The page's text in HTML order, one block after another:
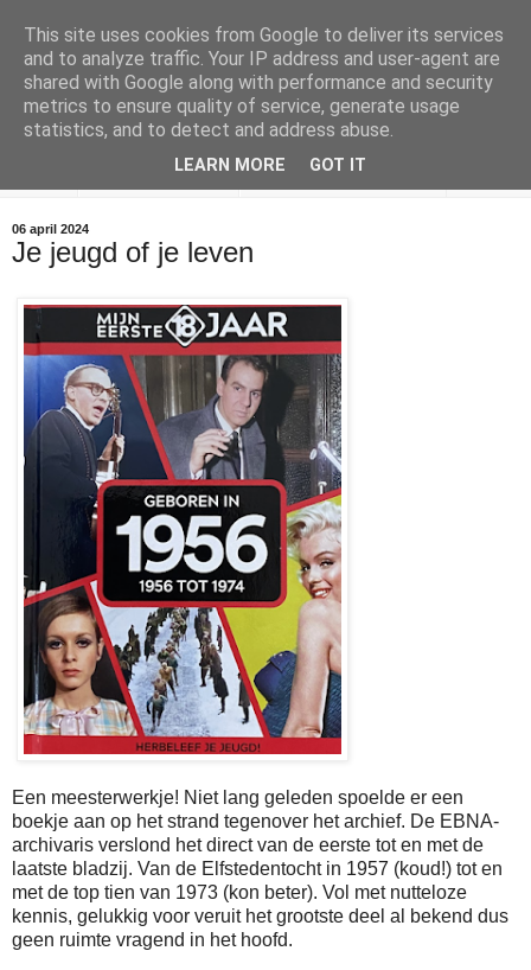
Empty Bottle News
Wat vind je in een lege fles?
06 april 2024
Je jeugd of je leven
Een meesterwerkje! Niet lang geleden spoelde er een
boekje aan op het strand tegenover het archief. De EBNA-
archivaris verslond het direct van de eerste tot en met de
laatste bladzij. Van de Elfstedentocht in 1957 (koud!) tot en
met de top tien van 1973 (kon beter). Vol met nutteloze
kennis, gelukkig voor veruit het grootste deel al bekend dus
geen ruimte vragend in het hoofd.
This site uses cookies from Google to deliver its services
and to analyze traffic. Your IP address and user-agent are
shared with Google along with performance and security
metrics to ensure quality of service, generate usage
statistics, and to detect and address abuse.
LEARN MORE GOT IT